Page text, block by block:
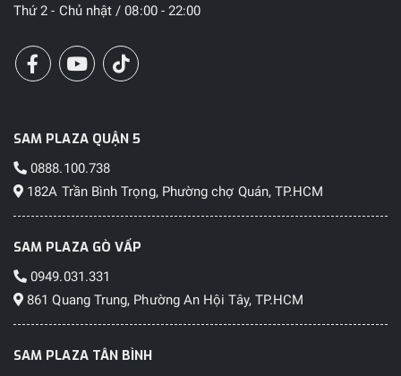
Thứ 2 - Chủ nhật / 08:00 - 22:00
SAM PLAZA QUẬN 5
0888.100.738
182A Trần Bình Trọng, Phường chợ Quán, TP.HCM
SAM PLAZA GÒ VẤP
0949.031.331
861 Quang Trung, Phường An Hội Tây, TP.HCM
SAM PLAZA TÂN BÌNH